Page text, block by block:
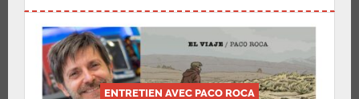
ENTRETIEN AVEC PACO ROCA